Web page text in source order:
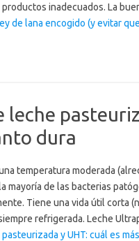
inadecuados. La
de lana encogido (y evitar
dura
temperatura moderada
mayoría de las bacterias
Tiene una vida útil corta
refrigerada. Leche
y UHT: cuál es